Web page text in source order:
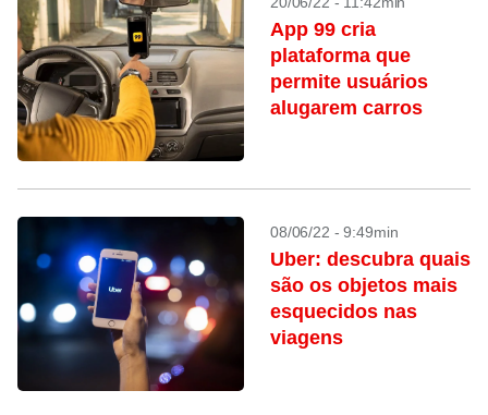
App 99 cria
plataforma que
permite usuários
alugarem carros
08/06/22 - 9:49min
Uber: descubra quais
são os objetos mais
esquecidos nas
viagens